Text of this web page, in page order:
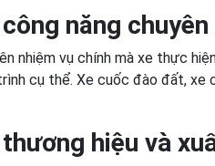
năng
nhiệm vụ chính mà xe thực
cụ thể. Xe cuốc đào đất,
hiệu và